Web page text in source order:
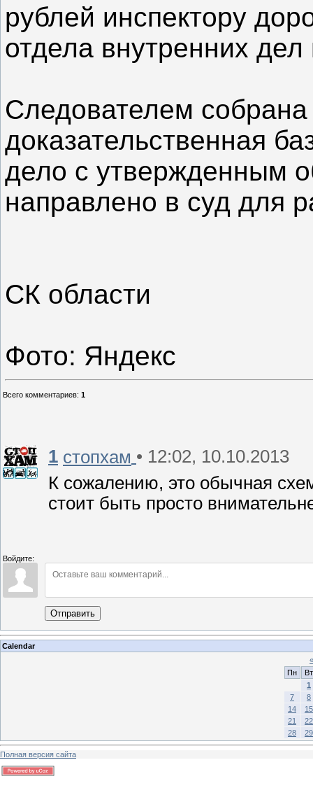
рублей инспектору
отдела внутренних
Следователем собрана
доказательственная
дело с утвержденным
направлено в суд для
СК области
Фото: Яндекс
Всего комментариев: 1
1 стопхам • 12:02, 10.10.2013
К сожалению, это обычная
стоит быть просто
Войдите:
Отправить
Calendar
«
Пн
Вт
1
7
8
14
15
21
22
28
29
Полная версия сайта